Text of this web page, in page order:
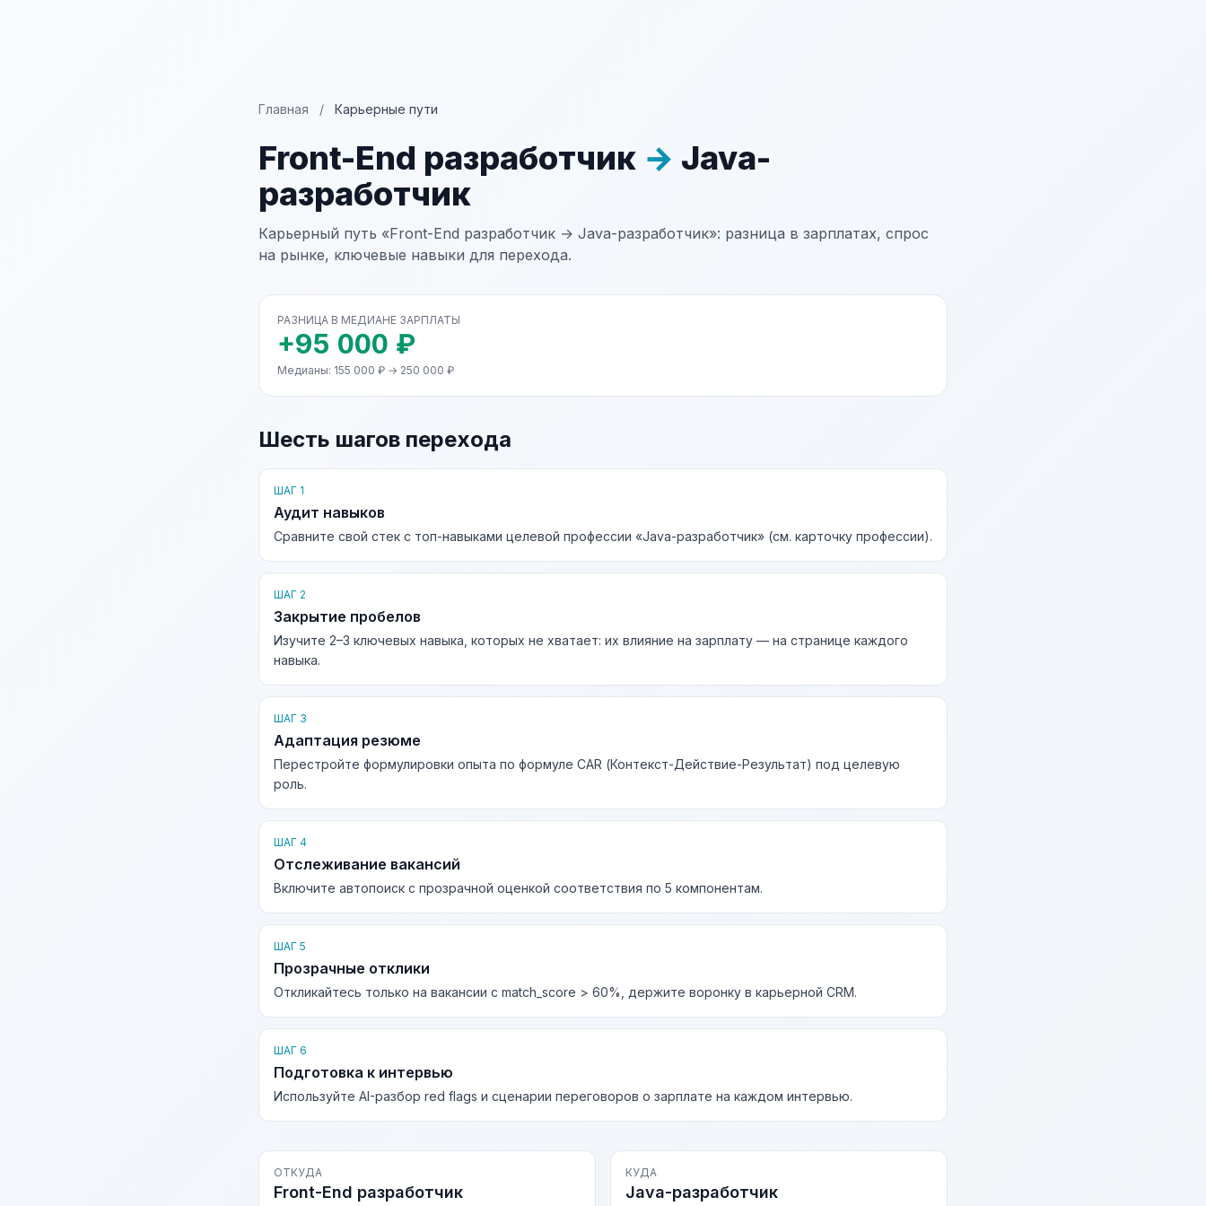
Главная / Карьерные пути
Front-End разработчик → Java-
разработчик
Карьерный путь «Front-End разработчик → Java-разработчик»: разница в зарплатах, спрос
на рынке, ключевые навыки для перехода.
РАЗНИЦА В МЕДИАНЕ ЗАРПЛАТЫ
+95 000 ₽
Медианы: 155 000 ₽ → 250 000 ₽
Шесть шагов перехода
ШАГ 1
Аудит навыков
Сравните свой стек с топ-навыками целевой профессии «Java-разработчик» (см. карточку профессии).
ШАГ 2
Закрытие пробелов
Изучите 2–3 ключевых навыка, которых не хватает: их влияние на зарплату — на странице каждого
навыка.
ШАГ 3
Адаптация резюме
Перестройте формулировки опыта по формуле CAR (Контекст-Действие-Результат) под целевую
роль.
ШАГ 4
Отслеживание вакансий
Включите автопоиск с прозрачной оценкой соответствия по 5 компонентам.
ШАГ 5
Прозрачные отклики
Откликайтесь только на вакансии с match_score > 60%, держите воронку в карьерной CRM.
ШАГ 6
Подготовка к интервью
Используйте AI-разбор red flags и сценарии переговоров о зарплате на каждом интервью.
ОТКУДА
Front-End разработчик
КУДА
Java-разработчик